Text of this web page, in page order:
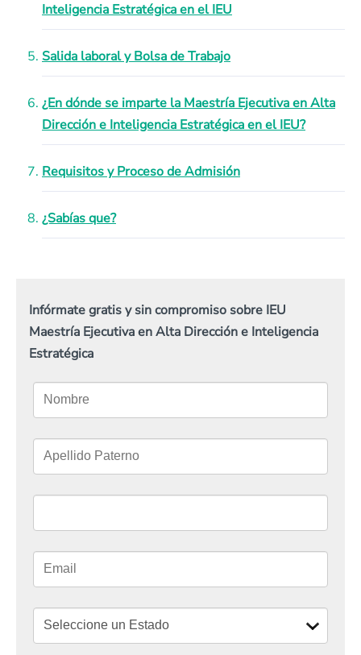
Inteligencia Estratégica en el IEU
Salida laboral y Bolsa de Trabajo
¿En dónde se imparte la Maestría Ejecutiva en Alta
Dirección e Inteligencia Estratégica en el IEU?
Requisitos y Proceso de Admisión
¿Sabías que?
Infórmate gratis y sin compromiso sobre IEU
Maestría Ejecutiva en Alta Dirección e Inteligencia
Estratégica